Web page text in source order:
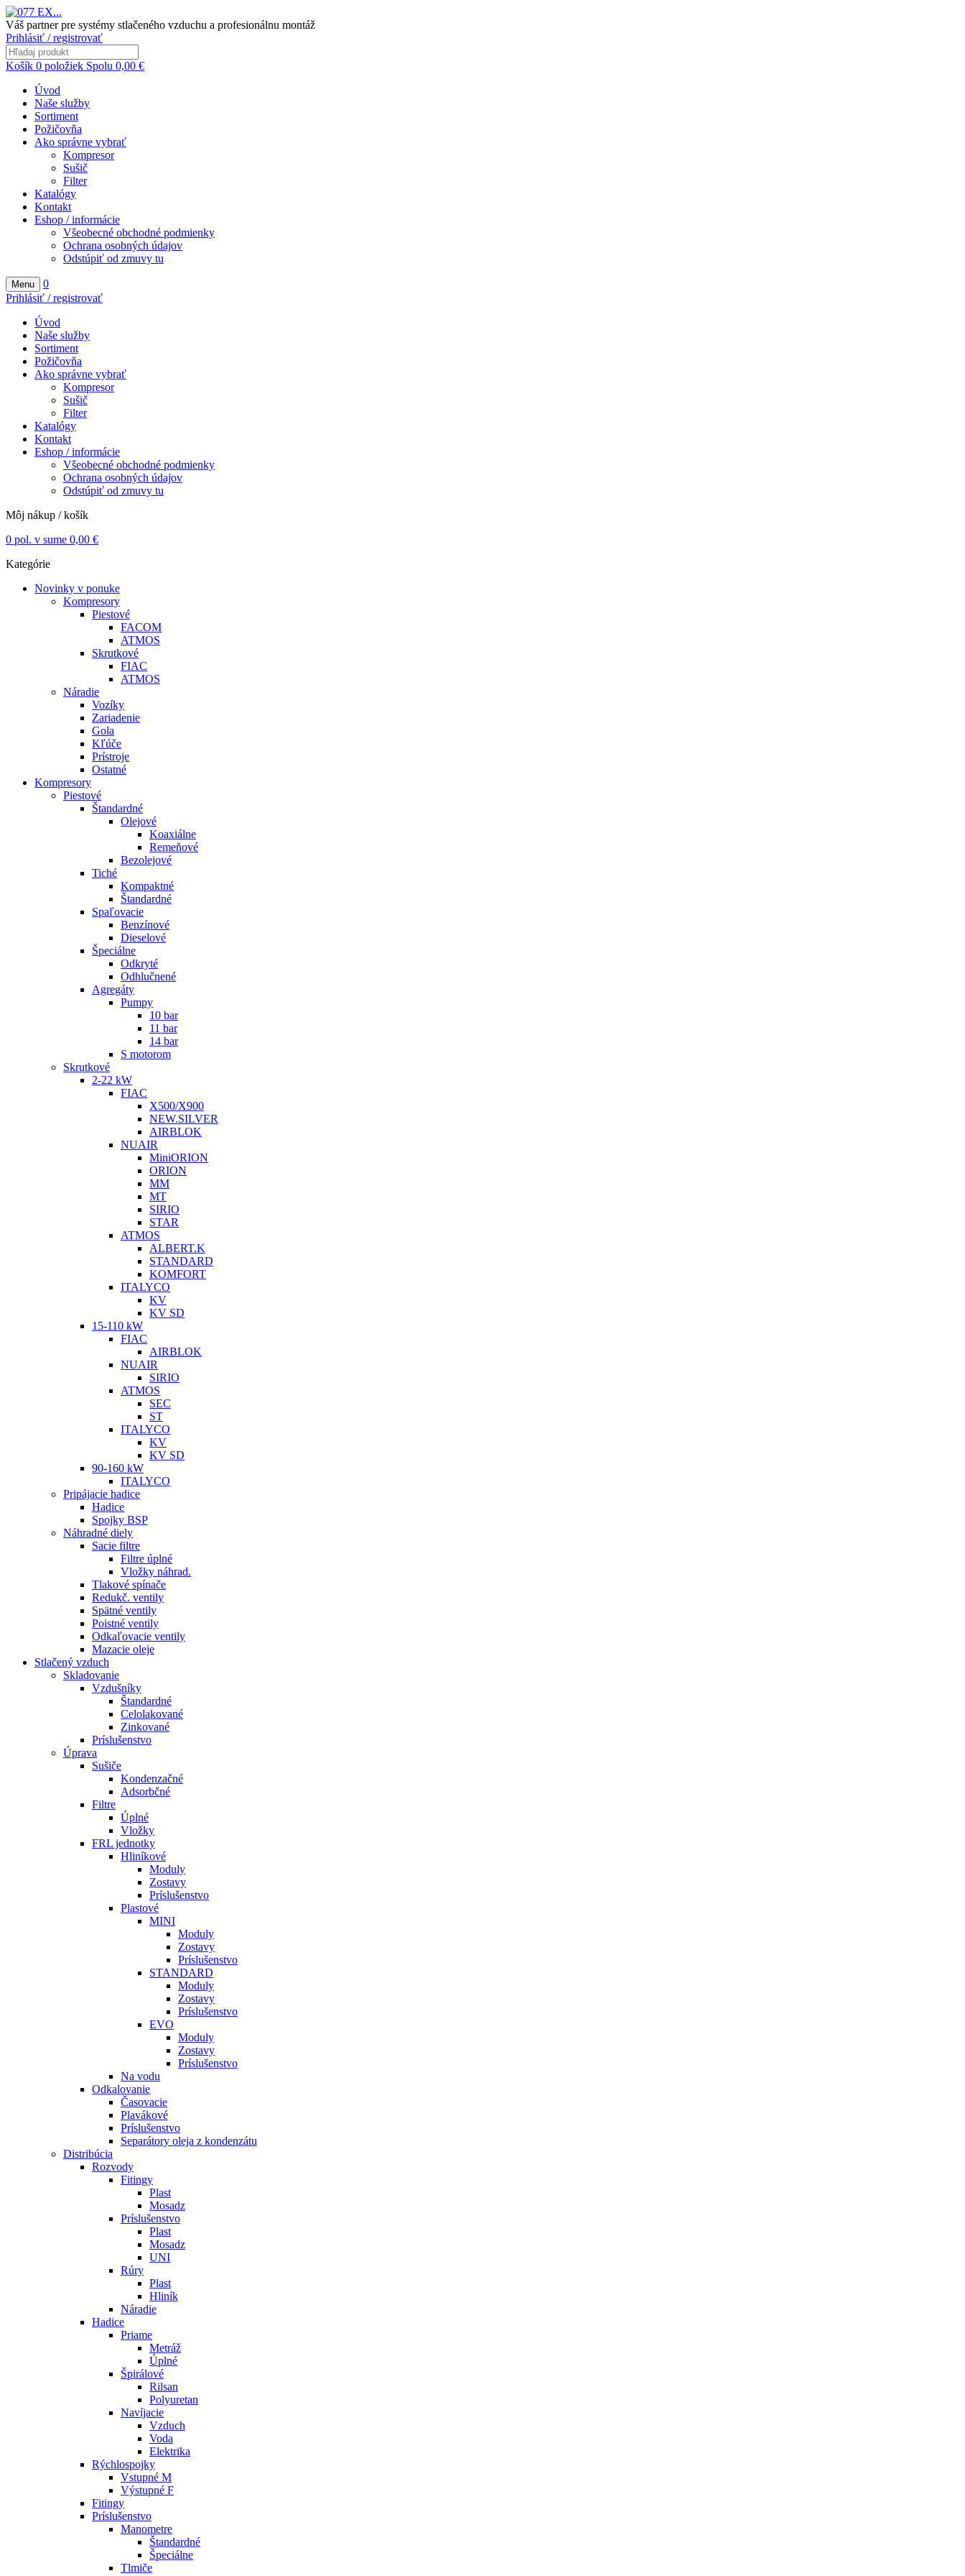
Váš partner pre systémy stlačeného vzduchu a profesionálnu montáž
Prihlásiť / registrovať
Košík 0 položiek Spolu 0,00 €
Úvod
Naše služby
Sortiment
Požičovňa
Ako správne vybrať
Kompresor
Sušič
Filter
Katalógy
Kontakt
Eshop / informácie
Všeobecné obchodné podmienky
Ochrana osobných údajov
Odstúpiť od zmuvy tu
Menu
0
Prihlásiť / registrovať
Úvod
Naše služby
Sortiment
Požičovňa
Ako správne vybrať
Kompresor
Sušič
Filter
Katalógy
Kontakt
Eshop / informácie
Všeobecné obchodné podmienky
Ochrana osobných údajov
Odstúpiť od zmuvy tu
Môj nákup / košík
0 pol. v sume 0,00 €
Kategórie
Novinky v ponuke
Kompresory
Piestové
FACOM
ATMOS
Skrutkové
FIAC
ATMOS
Náradie
Vozíky
Zariadenie
Gola
Kľúče
Prístroje
Ostatné
Kompresory
Piestové
Štandardné
Olejové
Koaxiálne
Remeňové
Bezolejové
Tiché
Kompaktné
Štandardné
Spaľovacie
Benzínové
Dieselové
Špeciálne
Odkryté
Odhlučnené
Agregáty
Pumpy
10 bar
11 bar
14 bar
S motorom
Skrutkové
2-22 kW
FIAC
X500/X900
NEW.SILVER
AIRBLOK
NUAIR
MiniORION
ORION
MM
MT
SIRIO
STAR
ATMOS
ALBERT.K
STANDARD
KOMFORT
ITALYCO
KV
KV SD
15-110 kW
FIAC
AIRBLOK
NUAIR
SIRIO
ATMOS
SEC
ST
ITALYCO
KV
KV SD
90-160 kW
ITALYCO
Pripájacie hadice
Hadice
Spojky BSP
Náhradné diely
Sacie filtre
Filtre úplné
Vložky náhrad.
Tlakové spínače
Redukč. ventily
Spätné ventily
Poistné ventily
Odkaľovacie ventily
Mazacie oleje
Stlačený vzduch
Skladovanie
Vzdušníky
Štandardné
Celolakované
Zinkované
Príslušenstvo
Úprava
Sušiče
Kondenzačné
Adsorbčné
Filtre
Úplné
Vložky
FRL jednotky
Hliníkové
Moduly
Zostavy
Príslušenstvo
Plastové
MINI
Moduly
Zostavy
Príslušenstvo
STANDARD
Moduly
Zostavy
Príslušenstvo
EVO
Moduly
Zostavy
Príslušenstvo
Na vodu
Odkalovanie
Časovacie
Plavákové
Príslušenstvo
Separátory oleja z kondenzátu
Distribúcia
Rozvody
Fitingy
Plast
Mosadz
Príslušenstvo
Plast
Mosadz
UNI
Rúry
Plast
Hliník
Náradie
Hadice
Priame
Metráž
Úplné
Špirálové
Rilsan
Polyuretan
Navíjacie
Vzduch
Voda
Elektrika
Rýchlospojky
Vstupné M
Výstupné F
Fitingy
Príslušenstvo
Manometre
Štandardné
Špeciálne
Tlmiče